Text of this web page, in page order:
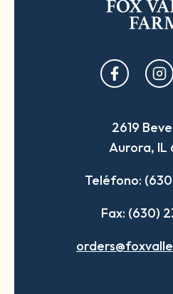
opens
in
new
tab
opens
in
new
tab
2619
Aurora, IL
Teléfono:
Fax: (630)